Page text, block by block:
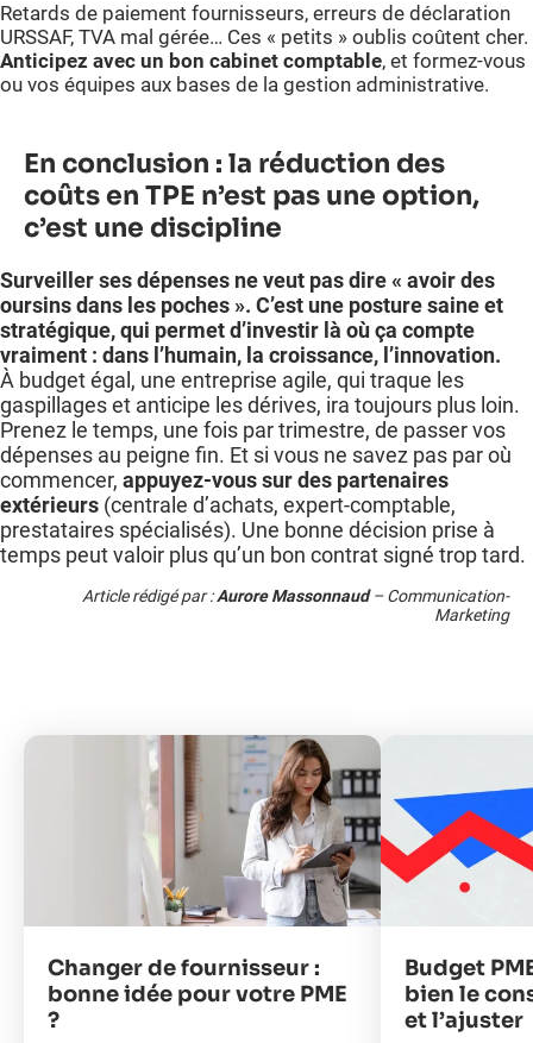
Retards de paiement fournisseurs, erreurs de déclaration
URSSAF, TVA mal gérée… Ces « petits » oublis coûtent cher.
Anticipez avec un bon cabinet comptable, et formez-vous
ou vos équipes aux bases de la gestion administrative.
En conclusion : la réduction des
coûts en TPE n’est pas une option,
c’est une discipline
Surveiller ses dépenses ne veut pas dire « avoir des
oursins dans les poches ». C’est une posture saine et
stratégique, qui permet d’investir là où ça compte
vraiment : dans l’humain, la croissance, l’innovation.
À budget égal, une entreprise agile, qui traque les
gaspillages et anticipe les dérives, ira toujours plus loin.
Prenez le temps, une fois par trimestre, de passer vos
dépenses au peigne fin. Et si vous ne savez pas par où
commencer, appuyez-vous sur des partenaires
extérieurs (centrale d’achats, expert-comptable,
prestataires spécialisés). Une bonne décision prise à
temps peut valoir plus qu’un bon contrat signé trop tard.
Article rédigé par :Aurore Massonnaud– Communication-
Marketing
Changer de fournisseur :
bonne idée pour votre PME
?
Budget
bien le
et l’ajuster